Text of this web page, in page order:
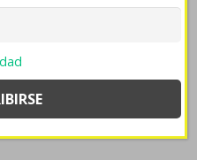
dapoxetina contrarembolso>>
>>